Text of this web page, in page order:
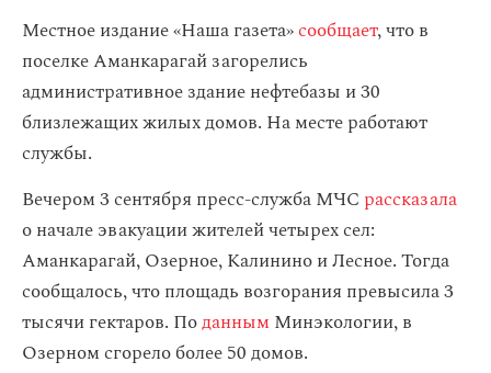
Местное издание «Наша газета»сообщает, что в
поселке Аманкарагай загорелись
административное здание нефтебазы и 30
близлежащих жилых домов. На месте работают
службы.
Вечером 3 сентября пресс-служба МЧС рассказала
о начале эвакуации жителей четырех сел:
Аманкарагай, Озерное, Калинино и Лесное. Тогда
сообщалось, что площадь возгорания превысила 3
тысячи гектаров. Поданным Минэкологии, в
Озерном сгорело более 50 домов.